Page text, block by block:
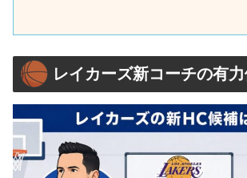
レイカーズ新コーチの有